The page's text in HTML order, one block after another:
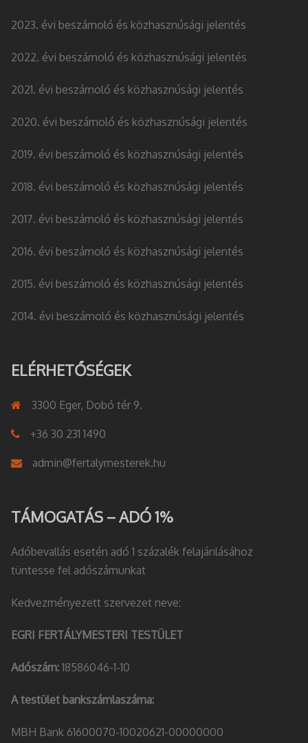
2023. évi beszámoló és közhasznúsági jelentés
2022. évi beszámoló és közhasznúsági jelentés
2021. évi beszámoló és közhasznúsági jelentés
2020. évi beszámoló és közhasznúsági jelentés
2019. évi beszámoló és közhasznúsági jelentés
2018. évi beszámoló és közhasznúsági jelentés
2017. évi beszámoló és közhasznúsági jelentés
2016. évi beszámoló és közhasznúsági jelentés
2015. évi beszámoló és közhasznúsági jelentés
2014. évi beszámoló és közhasznúsági jelentés
ELÉRHETŐSÉGEK
3300 Eger, Dobó tér 9.
+36 30 231 1490
admin@fertalymesterek.hu
TÁMOGATÁS – ADÓ 1%
Adóbevallás esetén adó 1 százalék felajánlásához
tüntesse fel adószámunkat
Kedvezményezett szervezet neve:
EGRI FERTÁLYMESTERI TESTÜLET
Adószám: 18586046-1-10
A testület bankszámlaszáma:
MBH Bank 61600070-10020621-00000000